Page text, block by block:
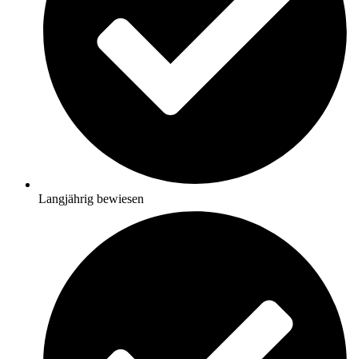
Langjährig bewiesen